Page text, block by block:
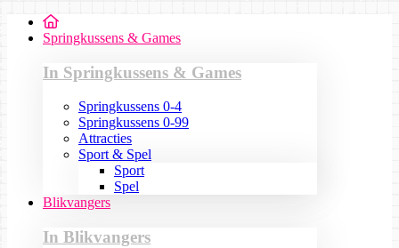
Springkussens & Games
In Springkussens & Games
Springkussens 0-4
Springkussens 0-99
Attracties
Sport & Spel
Sport
Spel
Blikvangers
In Blikvangers